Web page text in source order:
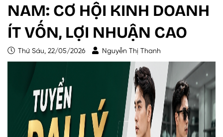
NAM: CƠ HỘI KINH DOANH
ÍT VỐN, LỢI NHUẬN CAO
Thứ Sáu, 22/05/2026 Nguyễn Thị Thanh